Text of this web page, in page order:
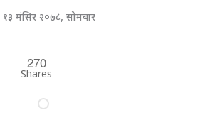
१३ मंसिर २०७८, सोमबार
270
Shares